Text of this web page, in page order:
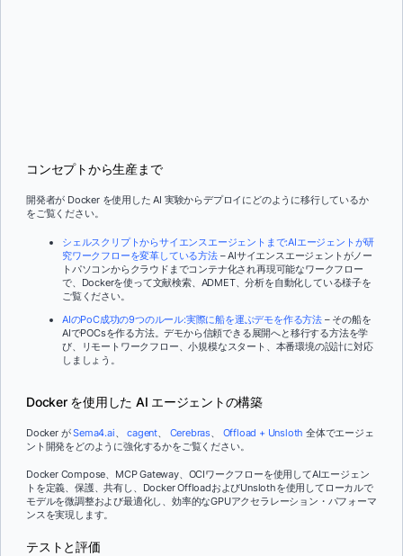
コンセプトから生産まで
開発者が Docker を使用した AI 実験からデプロイにどのように移行しているか
をご覧ください。
シェルスクリプトからサイエンスエージェントまで:AIエージェントが研
究ワークフローを変革している方法– AIサイエンスエージェントがノー
トパソコンからクラウドまでコンテナ化され再現可能なワークフロー
で、Dockerを使って文献検索、ADMET、分析を自動化している様子を
ご覧ください。
AIのPoC成功の9つのルール:実際に船を運ぶデモを作る方法 – その船を
AIでPOCsを作る方法。デモから信頼できる展開へと移行する方法を学
び、リモートワークフロー、小規模なスタート、本番環境の設計に対応
しましょう。
Docker を使用した AI エージェントの構築
Docker がSema4.ai cagent Cerebras Offload + Unsloth 全体でエージェ
ント開発をどのように強化するかをご覧ください。
Docker Compose、MCP Gateway、OCIワークフローを使用してAIエージェン
トを定義、保護、共有し、Docker OffloadおよびUnslothを使用してローカルで
モデルを微調整および最適化し、効率的なGPUアクセラレーション・パフォーマ
ンスを実現します。
テストと評価